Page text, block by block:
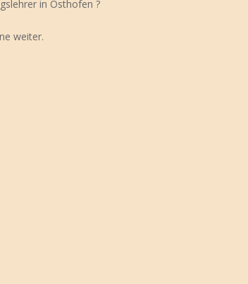
in Osthofen ?
weiter.